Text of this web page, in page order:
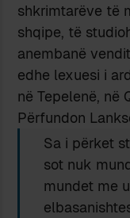
shkrimtarëve të
shqipe, të
anembanë
edhe lexuesi i
në Tepelenë, në
Përfundon
Sa i përket
sot nuk
mundet me